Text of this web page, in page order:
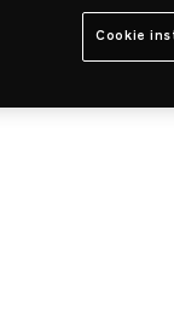
Cookie